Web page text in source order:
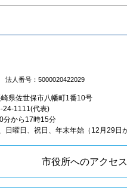
法人番号：5000020422029
県佐世保市八幡町1番10号
24-1111(代表)
分から17時15分
日曜日、祝日、年末年始（12月29日
市役所へのアクセス